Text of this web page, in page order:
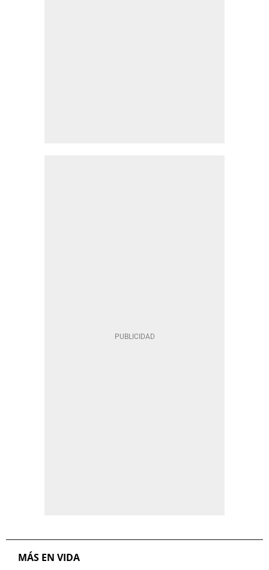
MÁS EN VIDA